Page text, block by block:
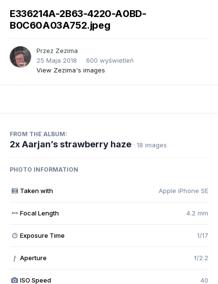
E336214A-2B63-4220-A0BD-
B0C60A03A752.jpeg
Przez Zezima
25 Maja 2018
600 wyświetleń
View Zezima's images
FROM THE ALBUM:
2x Aarjan’s strawberry haze · 18 images
PHOTO INFORMATION
Taken with Apple iPhone SE
Focal Length 4.2 mm
Exposure Time 1/17
f Aperture f/2.2
ISO Speed 40